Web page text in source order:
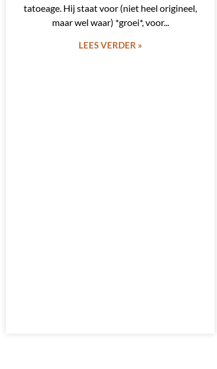
tatoeage. Hij staat voor (niet heel origineel,
maar wel waar) *groei*, voor
LEES VERDER »